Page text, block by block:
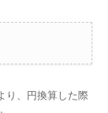
り、円換算した際